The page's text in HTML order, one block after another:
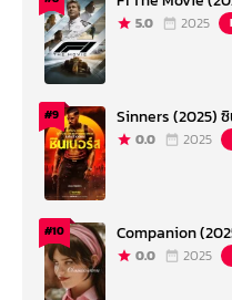
5.0 2025
#9 Sinners (2025)
0.0 2025
#10 Companion
0.0 2025